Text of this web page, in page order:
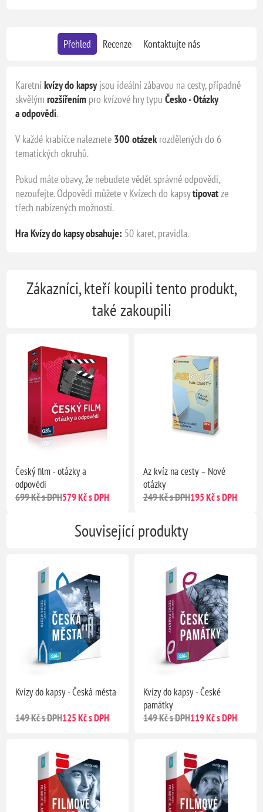
Přehled Recenze Kontaktujte nás
Karetníkvízy do kapsyjsou ideální zábavou na cesty, případně
skvělýmrozšířením pro kvízové hry typuČesko - Otázky
a odpovědi.
V každé krabičce naleznete 300 otázekrozdělených do 6
tematických okruhů.
Pokud máte obavy, že nebudete vědět správné odpovědi,
nezoufejte. Odpovědi můžete v Kvízech do kapsytipovatze
třech nabízených možností.
Hra Kvízy do kapsy obsahuje: 50 karet, pravidla.
Zákazníci, kteří koupili tento produkt,
také zakoupili
Český film - otázky a
odpovědi
699 Kč s DPH579 Kč s DPH
Az kvíz na cesty – Nové
otázky
249 Kč s DPH195 Kč s DPH
Související produkty
Kvízy do kapsy - Česká města
149 Kč s DPH125 Kč s DPH
Kvízy do kapsy - České
památky
149 Kč s DPH119 Kč s DPH